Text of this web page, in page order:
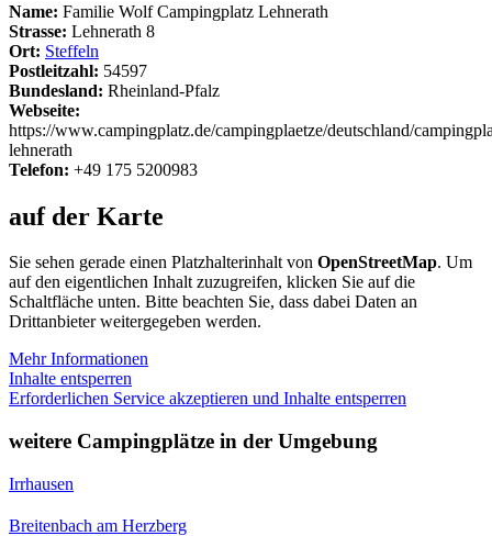
Name: Familie Wolf Campingplatz Lehnerath
Strasse: Lehnerath 8
Ort: Steffeln
Postleitzahl: 54597
Bundesland: Rheinland-Pfalz
Webseite:
https://www.campingplatz.de/campingplaetze/deutschland/
lehnerath
Telefon: +49 175 5200983
auf der Karte
Sie sehen gerade einen Platzhalterinhalt von OpenStreetMap. Um
auf den eigentlichen Inhalt zuzugreifen, klicken Sie auf die
Schaltfläche unten. Bitte beachten Sie, dass dabei Daten an
Drittanbieter weitergegeben werden.
Mehr Informationen
Inhalte entsperren
Erforderlichen Service akzeptieren und Inhalte entsperren
weitere Campingplätze in der Umgebung
Irrhausen
Breitenbach am Herzberg